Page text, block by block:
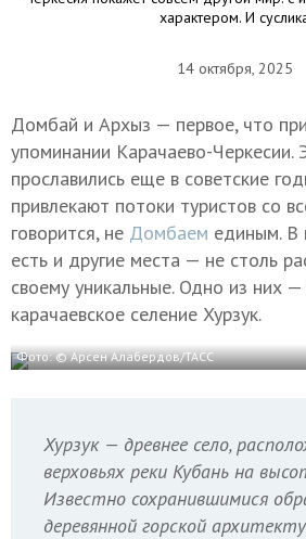
характером. И
14 октября, 2025
Домбай и Архыз — первое, что
упоминании Карачаево-Черкесии.
прославились еще в советские
привлекают потоки туристов со
говорится, не Домбаем единым. В
есть и другие места — не столь
своему уникальные. Одно из них
карачаевское селение Хурзук.
Фото: © Арсен Алабердов/ТАСС
Хурзук — древнее село,
верховьях реки Кубань на
Известно сохранившимися
деревянной горской